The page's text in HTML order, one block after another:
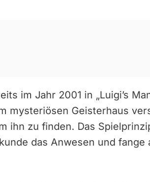
im Jahr 2001 in „Luigi’s
mysteriösen Geisterhaus
ihn zu finden. Das
das Anwesen und fange